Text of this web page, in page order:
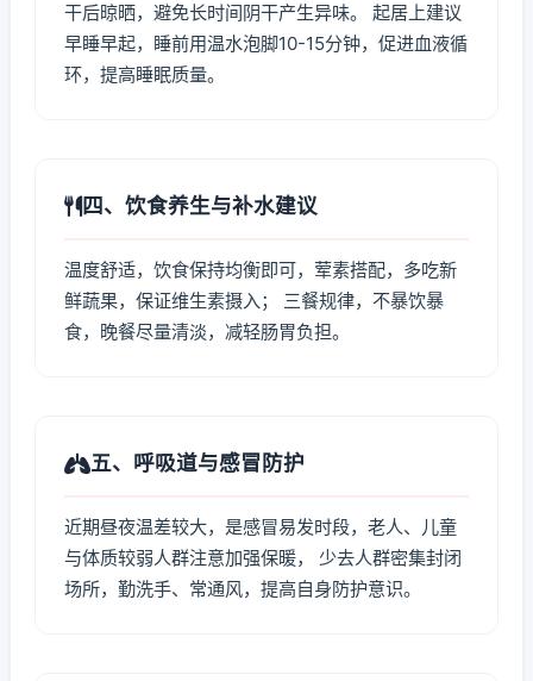
干后晾晒，避免长时间阴干产生异味。 起居上建议
早睡早起，睡前用温水泡脚10-15分钟，促进血液循
环，提高睡眠质量。
四、饮食养生与补水建议
温度舒适，饮食保持均衡即可，荤素搭配，多吃新
鲜蔬果，保证维生素摄入； 三餐规律，不暴饮暴
食，晚餐尽量清淡，减轻肠胃负担。
五、呼吸道与感冒防护
近期昼夜温差较大，是感冒易发时段，老人、儿童
与体质较弱人群注意加强保暖， 少去人群密集封闭
场所，勤洗手、常通风，提高自身防护意识。